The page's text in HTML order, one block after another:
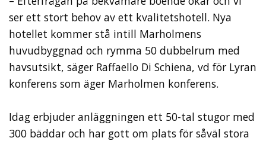
ser ett stort behov av ett kvalitetshotell. Nya
hotellet kommer stå intill Marholmens
huvudbyggnad och rymma 50 dubbelrum med
havsutsikt, säger Raffaello Di Schiena, vd för Lyran
konferens som äger Marholmen konferens.
Idag erbjuder anläggningen ett 50-tal stugor med
300 bäddar och har gott om plats för såväl stora